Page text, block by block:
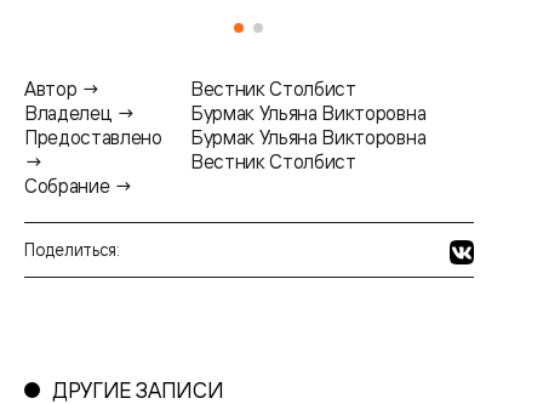
Автор →
Владелец →
Предоставлено
→
Собрание →
Вестник Столбист
Бурмак Ульяна Викторовна
Бурмак Ульяна Викторовна
Вестник Столбист
Поделиться:
ДРУГИЕ ЗАПИСИ